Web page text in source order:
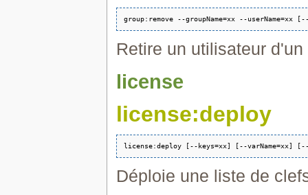
Retire un utilisateur d'un
license
license:deploy
Déploie une liste de